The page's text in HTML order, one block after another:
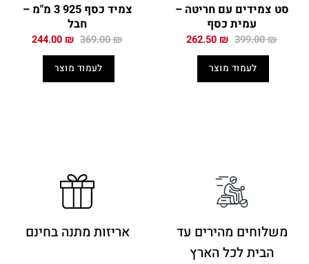
סט צמידים עם חריטה –
עמית כסף
399.00₪ המחיר
399.00 ₪.
262.50₪ המחיר
לעמוד מוצר
צמיד כסף 925 3 מ"מ –
חבל
369.00₪ המחיר
369.00 ₪.
244.00₪ המחיר
לעמוד מוצר
משלוחים מהירים עד
הבית לכל הארץ
אריזות מתנה בחינם